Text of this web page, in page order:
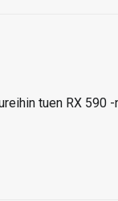
tuen RX 590